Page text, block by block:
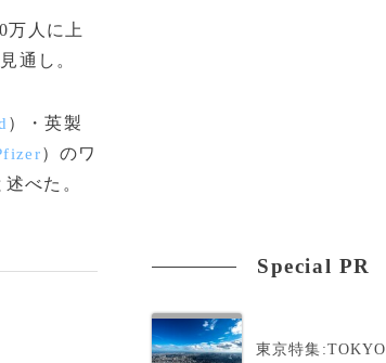
万人に上
通し。
）・英製
）のワ
べた。
Special PR
東京特集